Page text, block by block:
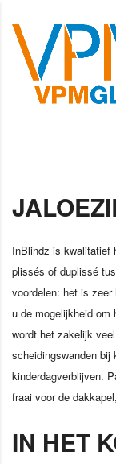
InBlindz is kwalitatief
plissés of duplissé
voordelen: het is
u de mogelijkheid om
wordt het zakelijk
scheidingswanden
kinderdagverblijven.
fraai voor de
IN HET